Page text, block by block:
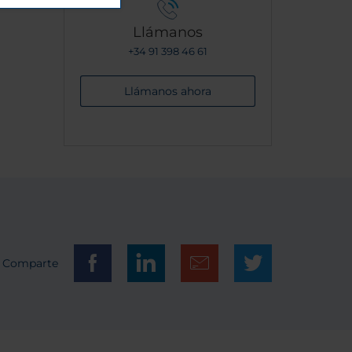
Llámanos
+34 91 398 46 61
Llámanos ahora
Comparte